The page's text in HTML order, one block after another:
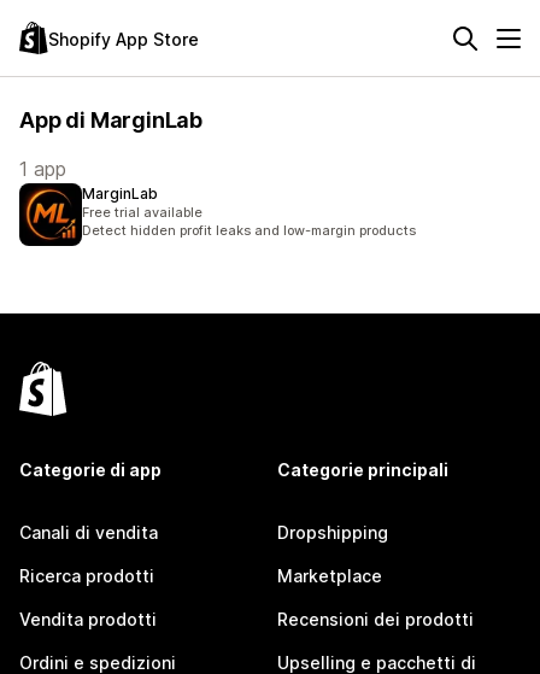
Shopify App Store
App di MarginLab
1 app
MarginLab
Free trial available
Detect hidden profit leaks and low-margin products
Categorie di app
Canali di vendita
Ricerca prodotti
Vendita prodotti
Ordini e spedizioni
Categorie principali
Dropshipping
Marketplace
Recensioni dei prodotti
Upselling e pacchetti di